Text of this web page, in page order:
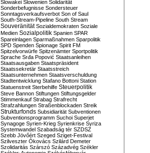
Slowakei Slowenien Solidarität
Sonderbefugnisse Sondersteuer
Sonntagsverkaufsverbot Son of Saul
South-Stream-Pipeline South Stream
Souveränität Sozialdemokraten Soziale
Medien Sozialpolitik Spanien SPAR
Spareinlagen Sparmaßnahmen Sparpolitik
SPD Spenden Spionage Spirit FM
Spitzelvorwürfe Spitzenämter Sportpolitik
Sprache Srđa Popović Staatsanleihen
Staatsausgaben Staatspräsident
Staatssekretär Staatsstreich
Staatsunternehmen Staatsverschuldung
Stadtentwicklung Stafano Bottoni Station
Statuenstreit Sterbehilfe Steuerpolitik
Steve Bannon Stiftungen Stiftungsgelder
Stimmenkauf Strabag Strafrecht
Strafzahlungen Straßenblockaden Streik
Strukturfonds Subsidiarität Subventionen
Subventionsprogramm Suchoi Superjet
Synagoge Syrien-Krieg Syrienkrise Syriza
Systemwandel Szabadság tér SZDSZ
Szebb Jövőért Szeged Sziget-Festival
Szilveszter Ókovács Szilárd Demeter
Szolidaritás Szárszó Századvég Székler